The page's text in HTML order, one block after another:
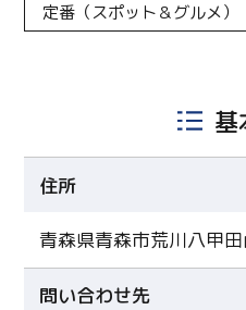
定番（スポット＆グルメ）
基
住所
青森県青森市荒川八甲
問い合わせ先